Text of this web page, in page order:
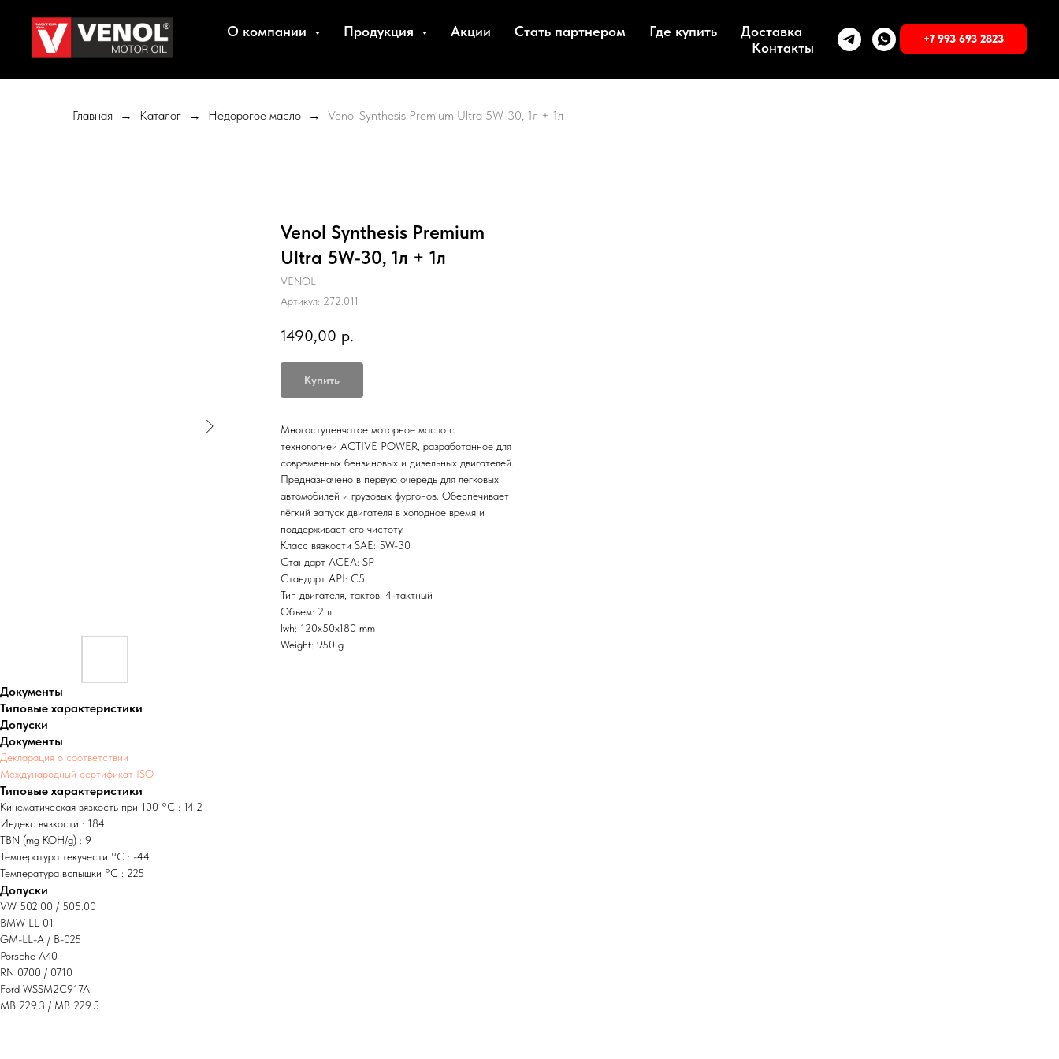
О компании Продукция Акции Стать партнером Где купить
Доставка
Контакты
+7 993 693 2823
Главная Каталог Недорогое масло Venol Synthesis Premium Ultra 5W-30, 1л + 1л
Venol Synthesis Premium
Ultra 5W-30, 1л + 1л
VENOL
Артикул: 272.011
1490,00 р.
Купить
Многоступенчатое моторное масло с
технологией ACTIVE POWER, разработанное для
современных бензиновых и дизельных двигателей.
Предназначено в первую очередь для легковых
автомобилей и грузовых фургонов. Обеспечивает
лёгкий запуск двигателя в холодное время и
поддерживает его чистоту.
Класс вязкости SAE: 5W-30
Стандарт ACEA: SP
Стандарт API: C5
Тип двигателя, тактов: 4-тактный
Объем: 2 л
lwh: 120x50x180 mm
Weight: 950 g
Документы
Типовые характеристики
Допуски
Документы
Декларация о соответствии
Международный сертификат ISO
Типовые характеристики
Кинематическая вязкость при 100 °C : 14.2
Индекс вязкости : 184
TBN (mg KOH/g) : 9
Температура текучести °C : -44
Температура вспышки °C : 225
Допуски
VW 502.00 / 505.00
BMW LL 01
GM-LL-A / B-025
Porsche A40
RN 0700 / 0710
Ford WSSM2C917A
MB 229.3 / MB 229.5